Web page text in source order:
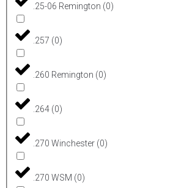
.25-06 Remington (0)
.257 (0)
.260 Remington (0)
.264 (0)
.270 Winchester (0)
.270 WSM (0)